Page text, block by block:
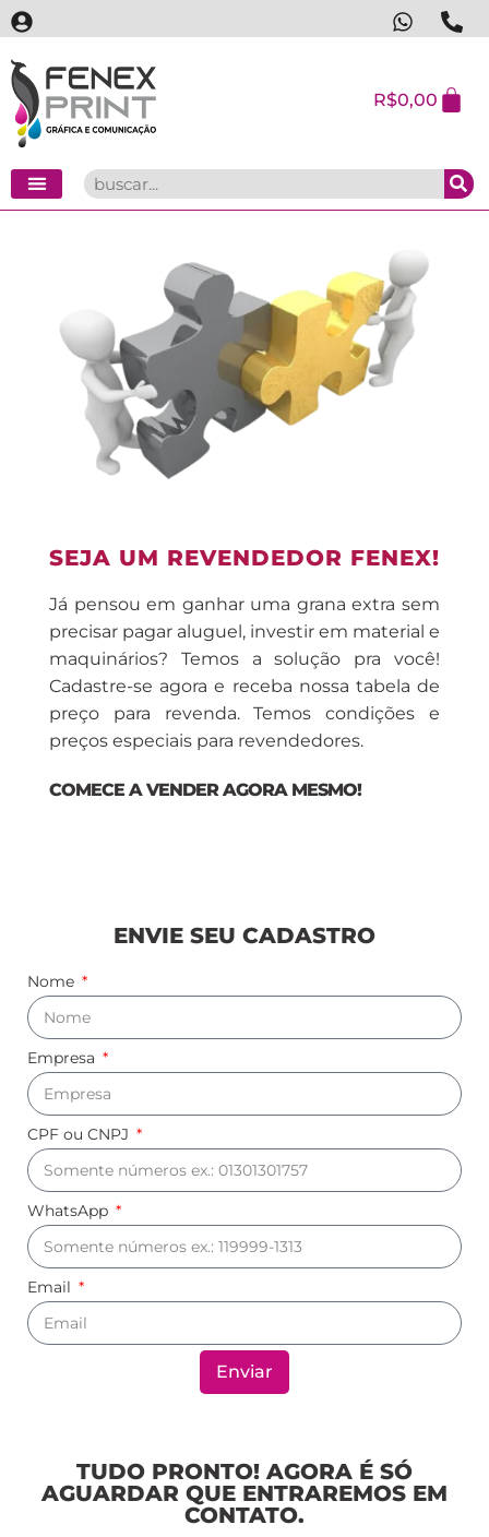
R$0,00
SEJA UM REVENDEDOR FENEX!
Já pensou em ganhar uma grana extra sem
precisar pagar aluguel, investir em material e
maquinários? Temos a solução pra você!
Cadastre-se agora e receba nossa tabela de
preço para revenda. Temos condições e
preços especiais para revendedores.
COMECE A VENDER AGORA MESMO!
ENVIE SEU CADASTRO
Nome
Empresa
CPF ou CNPJ
WhatsApp
Email
Enviar
TUDO PRONTO! AGORA É SÓ
AGUARDAR QUE ENTRAREMOS EM
CONTATO.